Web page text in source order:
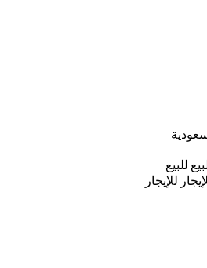
للبيع
للإيجار